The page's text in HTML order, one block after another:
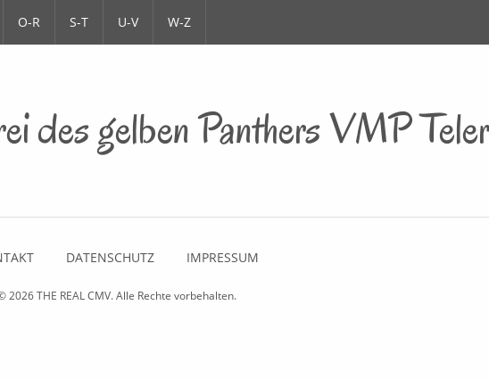
O-R S-T U-V W-Z
des gelben Panthers VMP
DATENSCHUTZ IMPRESSUM
2026THE REAL CMV. Alle Rechte vorbehalten.